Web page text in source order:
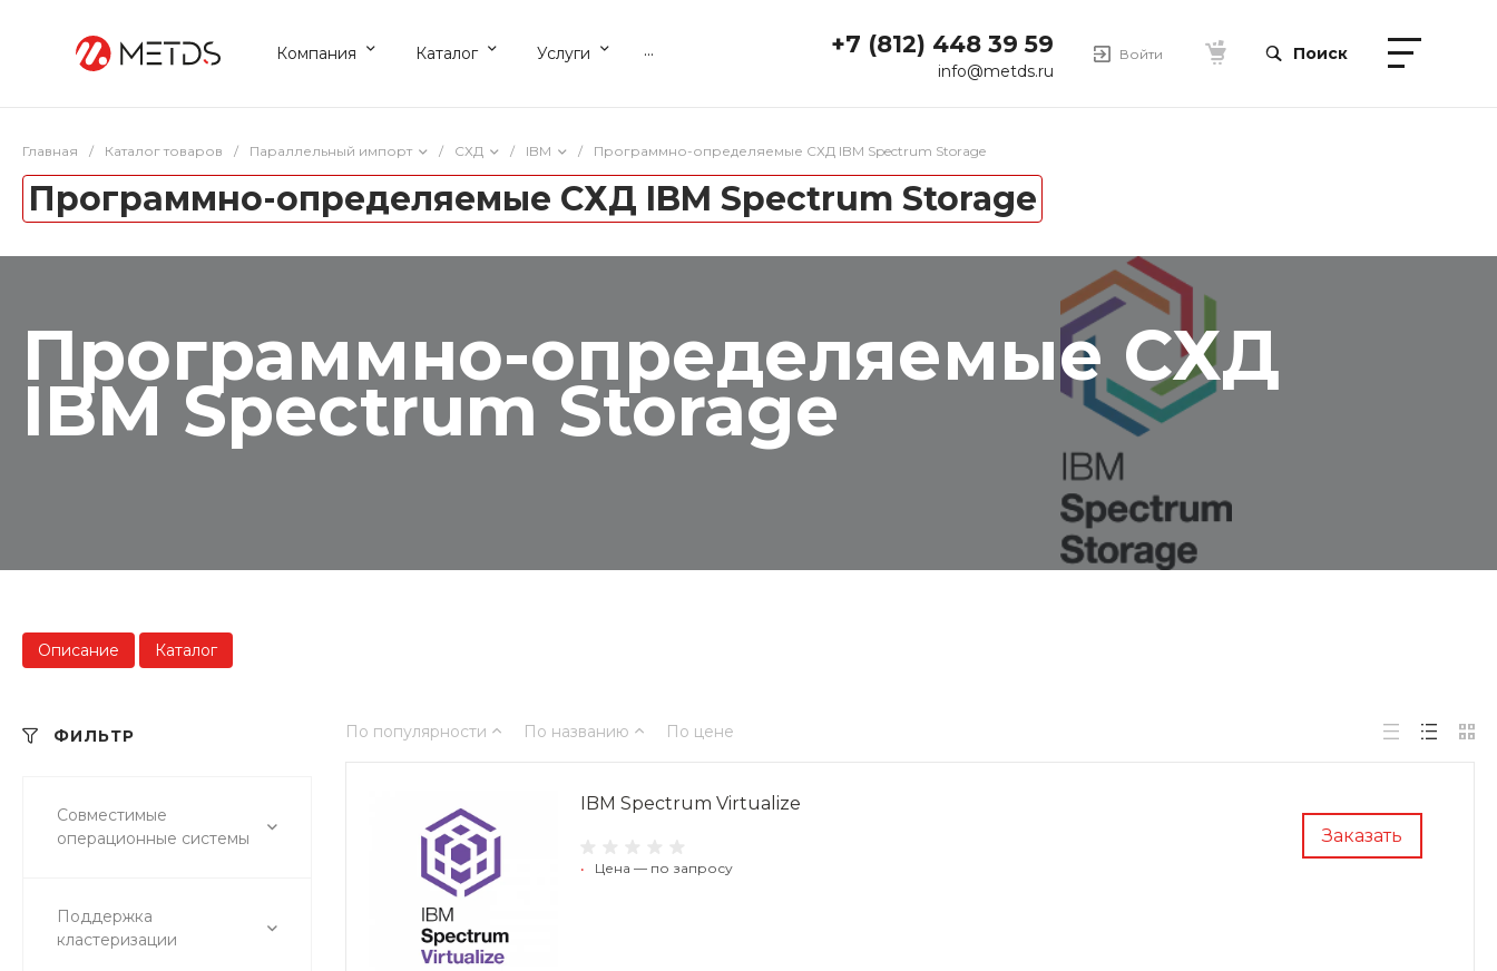
Компания Каталог Услуги ... +7 (812) 448 39 59
info@metds.ru
Войти Поиск
Главная / Каталог товаров / Параллельный импорт / СХД / IBM / Программно-определяемые СХД IBM Spectrum Storage
Программно-определяемые СХД IBM Spectrum Storage
Программно-определяемые СХД
IBM Spectrum Storage
Описание Каталог
ФИЛЬТР
Совместимые
операционные системы
Поддержка
кластеризации
По популярности По названию По цене
Заказать
IBM Spectrum Virtualize
• Цена — по запросу